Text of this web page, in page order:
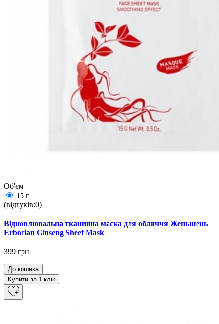
Об'єм
15 г
(відгуків:0)
Відновлювальна тканинна маска для обличчя Женьшень
Erborian Ginseng Sheet Mask
399 грн
До кошика
Купити за 1 клiк